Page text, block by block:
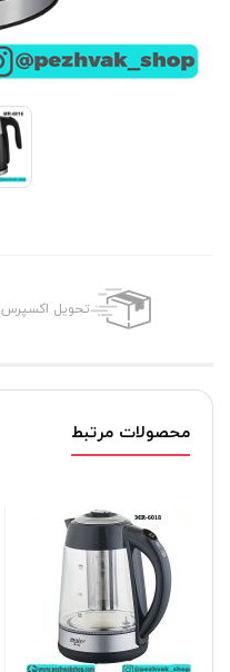
تحویل اکسپرس
محصولات مرتبط